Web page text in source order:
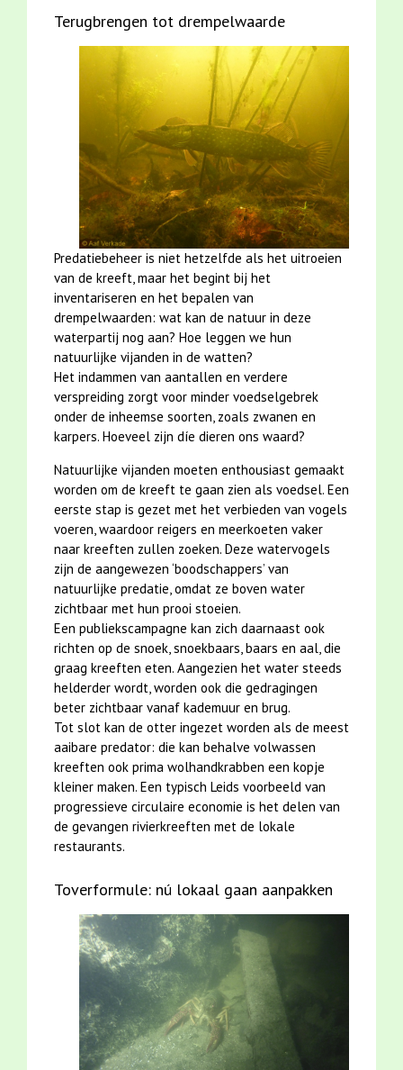
Terugbrengen tot drempelwaarde
Predatiebeheer is niet hetzelfde als het uitroeien
van de kreeft, maar het begint bij het
inventariseren en het bepalen van
drempelwaarden: wat kan de natuur in deze
waterpartij nog aan? Hoe leggen we hun
natuurlijke vijanden in de watten?
Het indammen van aantallen en verdere
verspreiding zorgt voor minder voedselgebrek
onder de inheemse soorten, zoals zwanen en
karpers. Hoeveel zijn díe dieren ons waard?
Natuurlijke vijanden moeten enthousiast gemaakt
worden om de kreeft te gaan zien als voedsel. Een
eerste stap is gezet met het verbieden van vogels
voeren, waardoor reigers en meerkoeten vaker
naar kreeften zullen zoeken. Deze watervogels
zijn de aangewezen ‘boodschappers’ van
natuurlijke predatie, omdat ze boven water
zichtbaar met hun prooi stoeien.
Een publiekscampagne kan zich daarnaast ook
richten op de snoek, snoekbaars, baars en aal, die
graag kreeften eten. Aangezien het water steeds
helderder wordt, worden ook die gedragingen
beter zichtbaar vanaf kademuur en brug.
Tot slot kan de otter ingezet worden als de meest
aaibare predator: die kan behalve volwassen
kreeften ook prima wolhandkrabben een kopje
kleiner maken. Een typisch Leids voorbeeld van
progressieve circulaire economie is het delen van
de gevangen rivierkreeften met de lokale
restaurants.
Toverformule: nú lokaal gaan aanpakken